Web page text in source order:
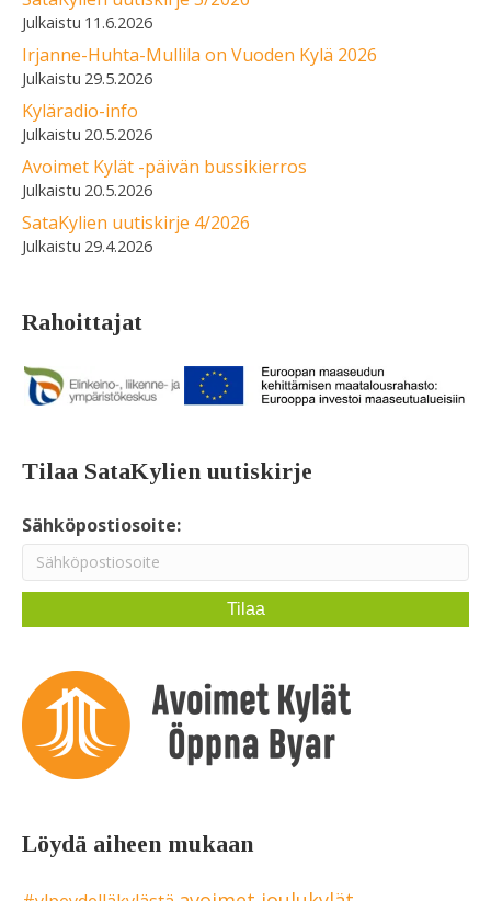
11.6.2026
Irjanne-Huhta-Mullila on Vuoden Kylä 2026
29.5.2026
Kyläradio-info
20.5.2026
Avoimet Kylät -päivän bussikierros
20.5.2026
SataKylien uutiskirje 4/2026
29.4.2026
Rahoittajat
Tilaa SataKylien uutiskirje
Sähköpostiosoite:
Löydä aiheen mukaan